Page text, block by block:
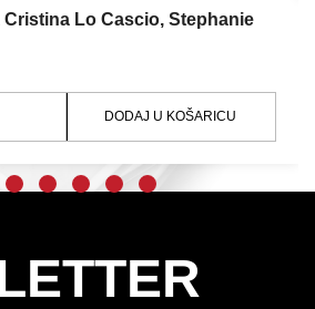
Lo Cascio, Stephanie
DODAJ U KOŠARICU